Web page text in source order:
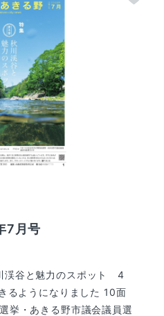
7月号
と魅力のスポット 4
るようになりました 10面
挙・あきる野市議会議員選